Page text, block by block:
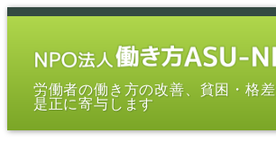
メ
労働者の働き方の改善、貧困・格
是正に寄与します